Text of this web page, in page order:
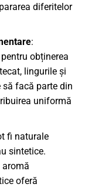
diferitelor
:
obținerea
lingurile și
să facă parte din
uniformă
fi naturale
sintetice.
aromă
oferă